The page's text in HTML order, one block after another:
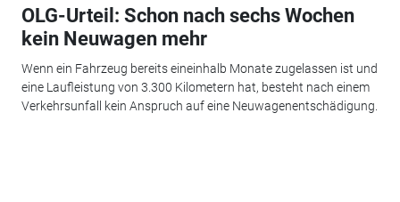
OLG-Urteil: Schon nach sechs Wochen
kein Neuwagen mehr
Wenn ein Fahrzeug bereits eineinhalb Monate zugelassen ist und
eine Laufleistung von 3.300 Kilometern hat, besteht nach einem
Verkehrsunfall kein Anspruch auf eine Neuwagenentschädigung.